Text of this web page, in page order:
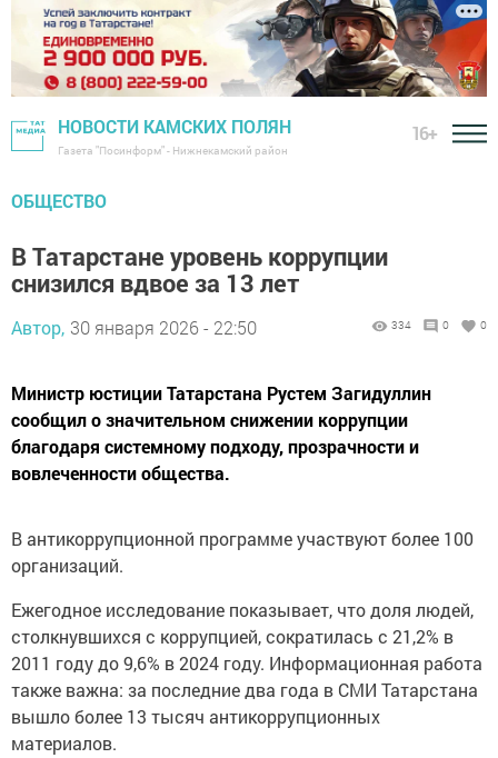
НОВОСТИ КАМСКИХ ПОЛЯН
Газета "Посинформ" - Нижнекамский район
16+
ОБЩЕСТВО
В Татарстане уровень коррупции
снизился вдвое за 13 лет
Автор, 30 января 2026 - 22:50 334 0 0
Министр юстиции Татарстана Рустем Загидуллин
сообщил о значительном снижении коррупции
благодаря системному подходу, прозрачности и
вовлеченности общества.
В антикоррупционной программе участвуют более 100
организаций.
Ежегодное исследование показывает, что доля людей,
столкнувшихся с коррупцией, сократилась с 21,2% в
2011 году до 9,6% в 2024 году. Информационная работа
также важна: за последние два года в СМИ Татарстана
вышло более 13 тысяч антикоррупционных
материалов.